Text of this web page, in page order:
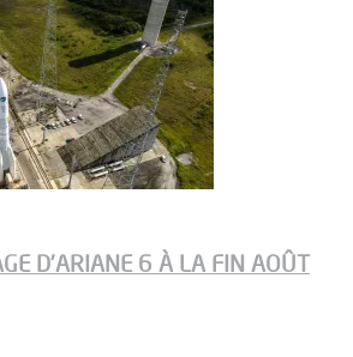
D’ARIANE 6 À LA FIN AOÛT